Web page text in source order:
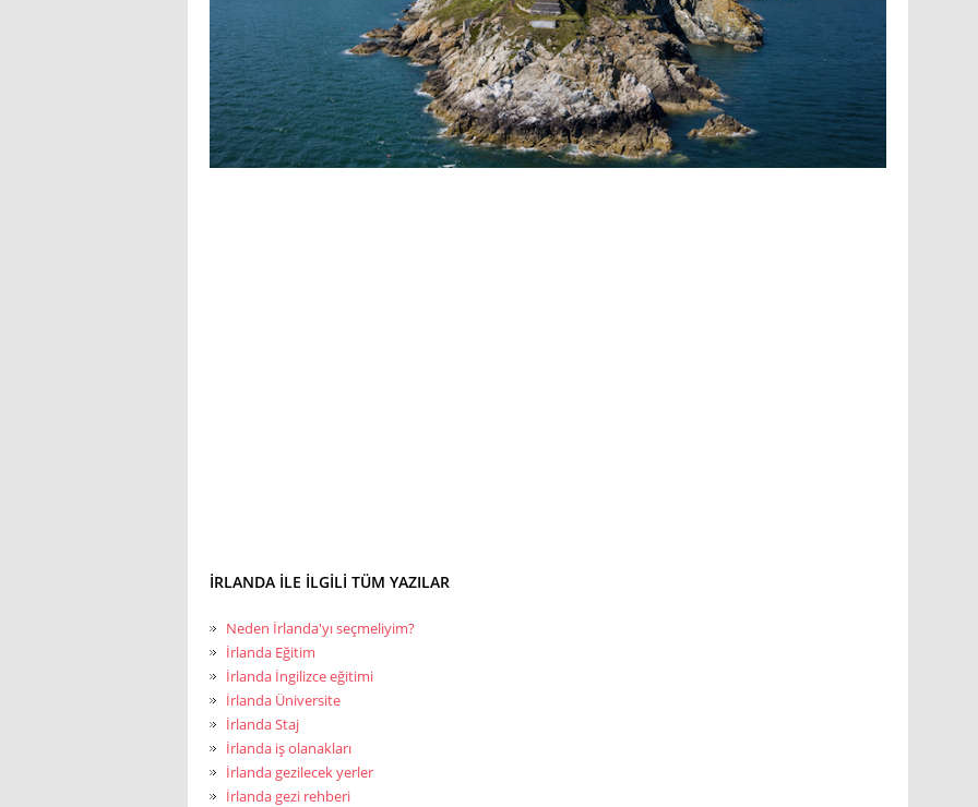
İRLANDA ILE ILGILI TÜM YAZILAR
Neden İrlanda'yı seçmeliyim?
İrlanda Eğitim
İrlanda İngilizce eğitimi
İrlanda Üniversite
İrlanda Staj
İrlanda iş olanakları
İrlanda gezilecek yerler
İrlanda gezi rehberi